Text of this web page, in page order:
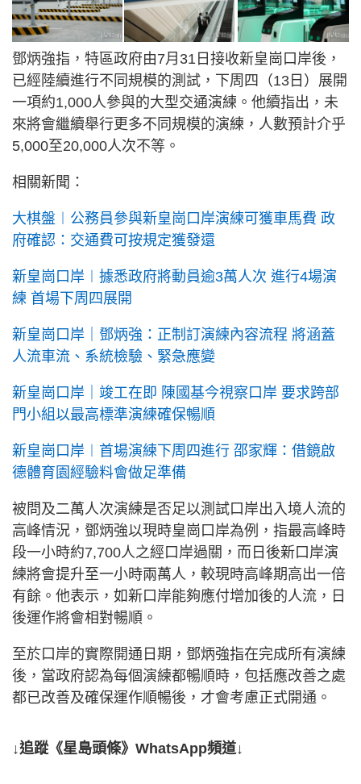
鄧炳強指，特區政府由7月31日接收新皇崗口岸後，
已經陸續進行不同規模的測試，下周四（13日）展開
一項約1,000人參與的大型交通演練。他續指出，未
來將會繼續舉行更多不同規模的演練，人數預計介乎
5,000至20,000人次不等。
相關新聞：
大棋盤︱公務員參與新皇崗口岸演練可獲車馬費 政
府確認：交通費可按規定獲發還
新皇崗口岸︱據悉政府將動員逾3萬人次 進行4場演
練 首場下周四展開
新皇崗口岸｜鄧炳強：正制訂演練內容流程 將涵蓋
人流車流、系統檢驗、緊急應變
新皇崗口岸｜竣工在即 陳國基今視察口岸 要求跨部
門小組以最高標準演練確保暢順
新皇崗口岸︱首場演練下周四進行 邵家輝：借鏡啟
德體育園經驗料會做足準備
被問及二萬人次演練是否足以測試口岸出入境人流的
高峰情況，鄧炳強以現時皇崗口岸為例，指最高峰時
段一小時約7,700人之經口岸過關，而日後新口岸演
練將會提升至一小時兩萬人，較現時高峰期高出一倍
有餘。他表示，如新口岸能夠應付增加後的人流，日
後運作將會相對暢順。
至於口岸的實際開通日期，鄧炳強指在完成所有演練
後，當政府認為每個演練都暢順時，包括應改善之處
都已改善及確保運作順暢後，才會考慮正式開通。
↓追蹤《星島頭條》WhatsApp頻道↓